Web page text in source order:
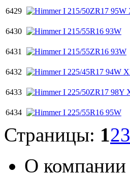
6429
6430
6431
6432
6433
6434
Страницы: 123
О компании